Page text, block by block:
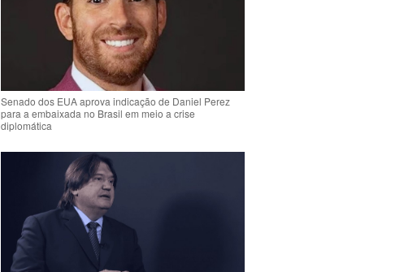
Senado dos EUA aprova indicação de Daniel Perez
para a embaixada no Brasil em meio a crise
diplomática